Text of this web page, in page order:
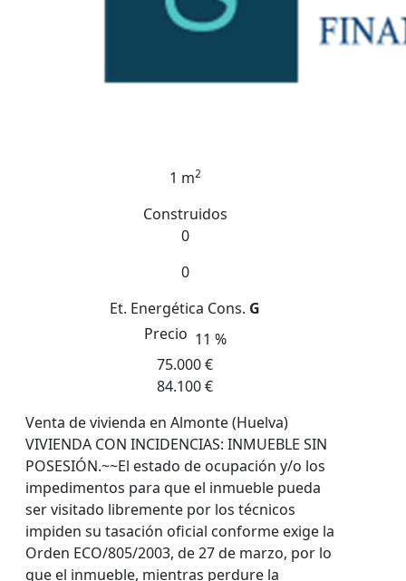
1 m2
Construidos
0
0
Et. Energética Cons. G
Precio 11 %
75.000 €
84.100 €
Venta de vivienda en Almonte (Huelva)
VIVIENDA CON INCIDENCIAS: INMUEBLE SIN
POSESIÓN.~~El estado de ocupación y/o los
impedimentos para que el inmueble pueda
ser visitado libremente por los técnicos
impiden su tasación oficial conforme exige la
Orden ECO/805/2003, de 27 de marzo, por lo
que el inmueble, mientras perdure la